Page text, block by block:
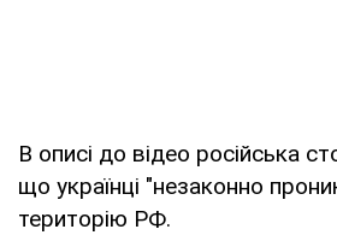
В описі до відео російська
що українці "незаконно
територію РФ.